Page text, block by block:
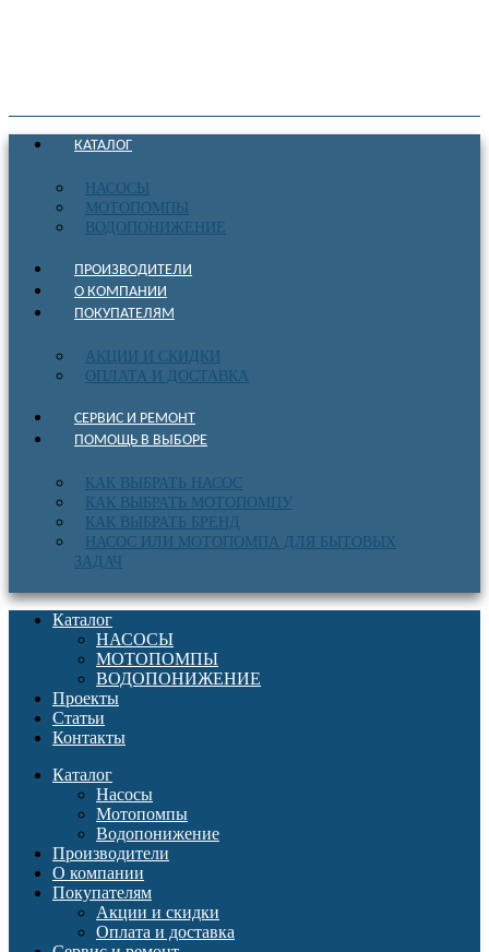
КАТАЛОГ
НАСОСЫ
МОТОПОМПЫ
ВОДОПОНИЖЕНИЕ
ПРОИЗВОДИТЕЛИ
О КОМПАНИИ
ПОКУПАТЕЛЯМ
АКЦИИ И СКИДКИ
ОПЛАТА И ДОСТАВКА
СЕРВИС И РЕМОНТ
ПОМОЩЬ В ВЫБОРЕ
КАК ВЫБРАТЬ НАСОС
КАК ВЫБРАТЬ МОТОПОМПУ
КАК ВЫБРАТЬ БРЕНД
НАСОС ИЛИ МОТОПОМПА ДЛЯ БЫТОВЫХ
ЗАДАЧ
Каталог
НАСОСЫ
МОТОПОМПЫ
ВОДОПОНИЖЕНИЕ
Проекты
Статьи
Контакты
Каталог
Насосы
Мотопомпы
Водопонижение
Производители
О компании
Покупателям
Акции и скидки
Оплата и доставка